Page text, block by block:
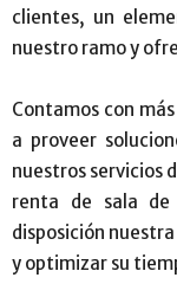
clientes, un
nuestro ramo y
Contamos con
a proveer
nuestros servicios
renta de sala de
disposición
y optimizar su